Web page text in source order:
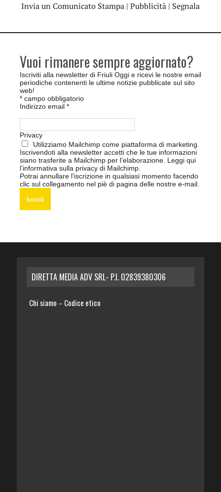
Invia un Comunicato Stampa | Pubblicità | Segnala
Vuoi rimanere sempre aggiornato?
Iscriviti alla newsletter di Friuli Oggi e ricevi le nostre email
periodiche contenenti le ultime notizie pubblicate sul sito
web!
* campo obbligatorio
Indirizzo email *
Privacy
Utilizziamo Mailchimp come piattaforma di marketing.
Iscrivendoti alla newsletter accetti che le tue informazioni
siano trasferite a Mailchimp per l’elaborazione. Leggi qui
l’informativa sulla privacy di Mailchimp
Potrai annullare l’iscrizione in qualsiasi momento facendo
clic sul collegamento nel piè di pagina delle nostre e-mail.
DIRETTA MEDIA ADV SRL- P.I. 02839380306
Chi siamo – Codice etico